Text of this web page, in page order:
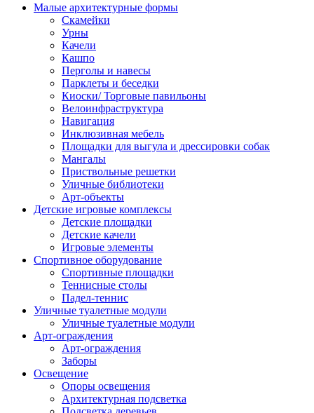
Малые архитектурные формы
Скамейки
Урны
Качели
Кашпо
Перголы и навесы
Парклеты и беседки
Киоски/ Торговые павильоны
Велоинфраструктура
Навигация
Инклюзивная мебель
Площадки для выгула и дрессировки собак
Мангалы
Приствольные решетки
Уличные библиотеки
Арт-объекты
Детские игровые комплексы
Детские площадки
Детские качели
Игровые элементы
Спортивное оборудование
Спортивные площадки
Теннисные столы
Падел-теннис
Уличные туалетные модули
Уличные туалетные модули
Арт-ограждения
Арт-ограждения
Заборы
Освещение
Опоры освещения
Архитектурная подсветка